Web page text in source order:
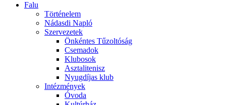
Falu
Történelem
Nádasdi Napló
Szervezetek
Önkéntes Tűzoltóság
Csemadok
Klubosok
Asztalitenisz
Nyugdíjas klub
Intézmények
Óvoda